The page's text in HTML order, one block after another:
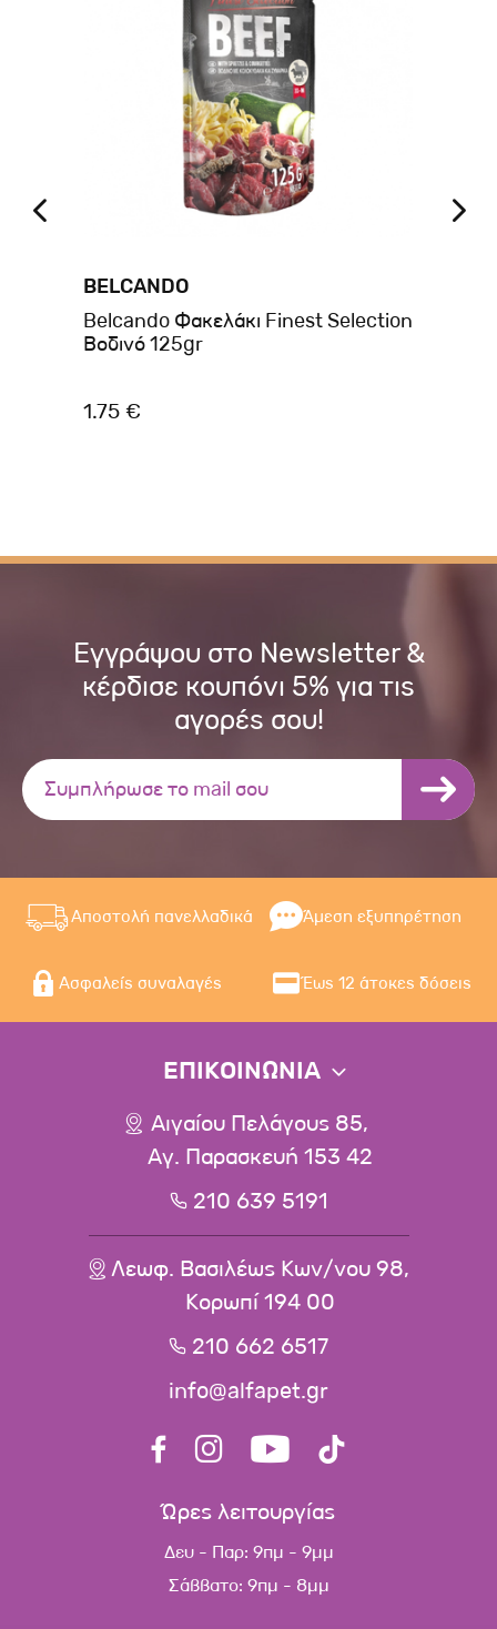
BELCANDO
Belcando Φακελάκι Finest Selection
Βοδινό 125gr
1.75 €
Εγγράψου στο Newsletter &
κέρδισε κουπόνι 5% για τις
αγορές σου!
Αποστολή πανελλαδικά Άμεση εξυπηρέτηση
Ασφαλείς συναλαγές Έως 12 άτοκες δόσεις
ΕΠΙΚΟΙΝΩΝΙΑ
Αιγαίου Πελάγους 85,
Αγ. Παρασκευή 153 42
210 639 5191
Λεωφ. Βασιλέως Κων/νου 98,
Κορωπί 194 00
210 662 6517
info@alfapet.gr
Ώρες λειτουργίας
Δευ - Παρ: 9πμ - 9μμ
Σάββατο: 9πμ - 8μμ